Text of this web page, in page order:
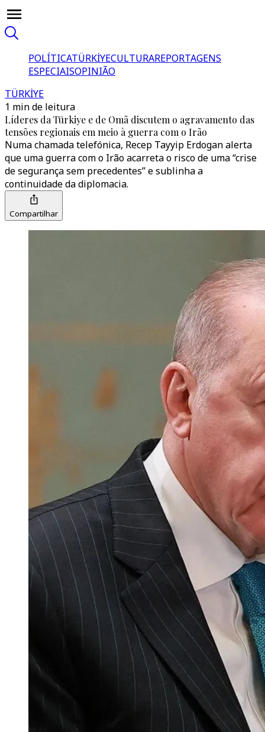
POLÍTICATÜRKİYECULTURAREPORTAGENS
ESPECIAISOPINIÃO
TÜRKİYE
1 min de leitura
Líderes da Türkiye e de Omã discutem o agravamento das
tensões regionais em meio à guerra com o Irão
Numa chamada telefónica, Recep Tayyip Erdogan alerta
que uma guerra com o Irão acarreta o risco de uma “crise
de segurança sem precedentes” e sublinha a
continuidade da diplomacia.
Compartilhar